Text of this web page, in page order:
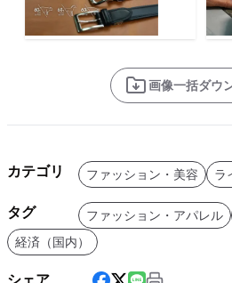
画像一括ダウ
カテゴリ ファッション・美容 ラ
タグ ファッション・アパレル
経済（国内）